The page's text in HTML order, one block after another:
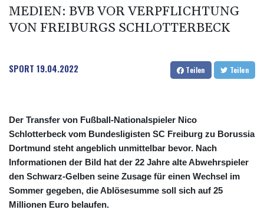
MEDIEN: BVB VOR VERPFLICHTUNG
VON FREIBURGS SCHLOTTERBECK
SPORT 19.04.2022 Teilen Teilen
Der Transfer von Fußball-Nationalspieler Nico
Schlotterbeck vom Bundesligisten SC Freiburg zu Borussia
Dortmund steht angeblich unmittelbar bevor. Nach
Informationen der Bild hat der 22 Jahre alte Abwehrspieler
den Schwarz-Gelben seine Zusage für einen Wechsel im
Sommer gegeben, die Ablösesumme soll sich auf 25
Millionen Euro belaufen.